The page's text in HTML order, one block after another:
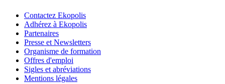
Contactez Ekopolis
Adhérez à Ekopolis
Partenaires
Presse et Newsletters
Organisme de formation
Offres d'emploi
Sigles et abréviations
Mentions légales